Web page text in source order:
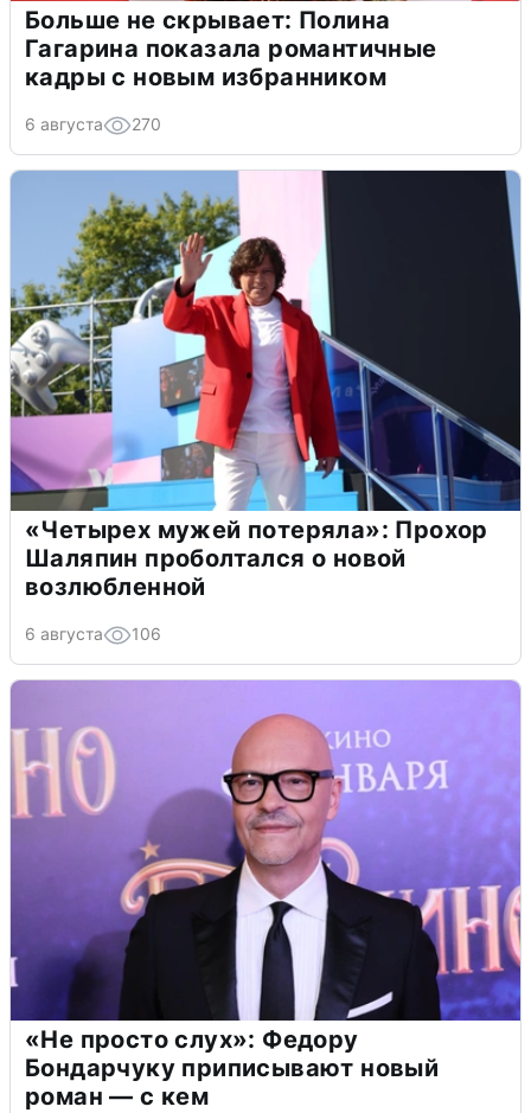
Больше не скрывает: Полина
Гагарина показала романтичные
кадры с новым избранником
6 августа 270
«Четырех мужей потеряла»: Прохор
Шаляпин проболтался о новой
возлюбленной
6 августа 106
«Не просто слух»: Федору
Бондарчуку приписывают новый
роман — с кем